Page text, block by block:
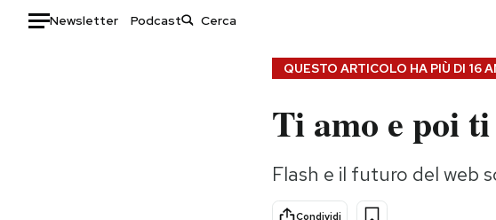
Newsletter Podcast
Consumismi
QUESTO ARTICOLO HA PIÙ DI 16
Ti amo e poi
Flash e il futuro del web
Condividi